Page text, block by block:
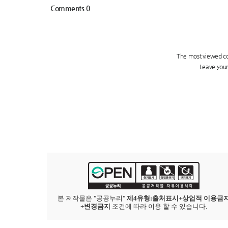
본 저작물은 "공공누리" 제4유형:출처표시+상업적 이용금
+변경금지 조건에 따라 이용 할 수 있습니다.